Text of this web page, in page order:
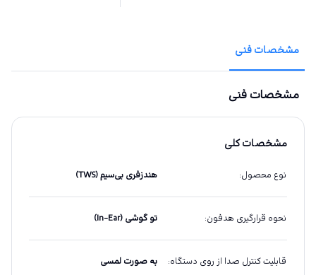
مشخصات فنی
مشخصات فنی
مشخصات کلی
نوع محصول: هندزفری بی‌سیم (TWS)
نحوه قرارگیری هدفون: تو گوشی (In-Ear)
قابلیت کنترل صدا از روی دستگاه: به صورت لمسی